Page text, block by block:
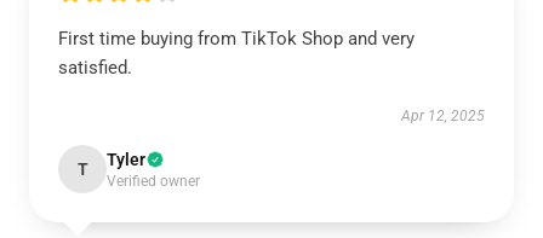
First time buying from TikTok Shop and very
satisfied.
Apr 12, 2025
T Tyler
Verified owner